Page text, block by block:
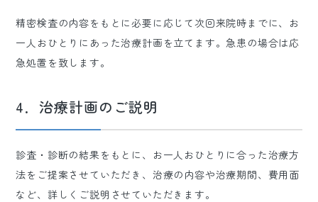
精密検査の内容をもとに必要に応じて次回来院時までに、お
一人おひとりにあった治療計画を立てます。急患の場合は応
急処置を致します。
4．治療計画のご説明
診査・診断の結果をもとに、お一人おひとりに合った治療方
法をご提案させていただき、治療の内容や治療期間、費用面
など、詳しくご説明させていただきます。